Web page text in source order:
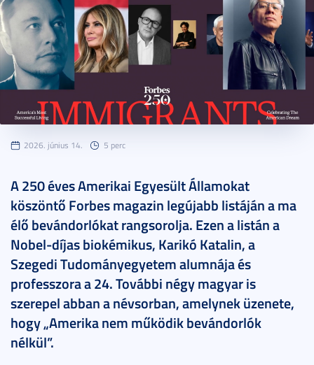
2026. június 14. 5 perc
A 250 éves Amerikai Egyesült Államokat
köszöntő Forbes magazin legújabb listáján a ma
élő bevándorlókat rangsorolja. Ezen a listán a
Nobel-díjas biokémikus, Karikó Katalin, a
Szegedi Tudományegyetem alumnája és
professzora a 24. További négy magyar is
szerepel abban a névsorban, amelynek üzenete,
hogy „Amerika nem működik bevándorlók
nélkül”.